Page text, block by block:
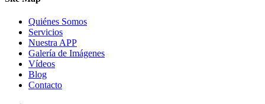
Quiénes Somos
Servicios
Nuestra APP
Galería de Imágenes
Vídeos
Blog
Contacto